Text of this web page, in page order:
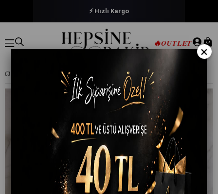
🔥OUTLET
×